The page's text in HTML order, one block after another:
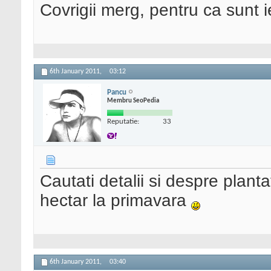
Covrigii merg, pentru ca sunt
6th January 2011, 03:12
Pancu
Membru SeoPedia
Reputatie: 33
Cautati detalii si despre
hectar la primavara
6th January 2011, 03:40